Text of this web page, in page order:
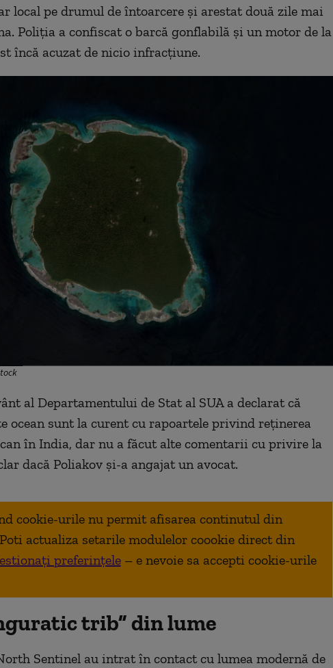
local pe drumul de întoarcere și arestat două zile mai
Poliția a confiscat o barcă gonflabilă și un motor de la
încă acuzat de nicio infracțiune.
al Departamentului de Stat al SUA a declarat că
ocean sunt la curent cu rapoartele privind reținerea
în India, dar nu a făcut alte comentarii cu privire la
dacă Poliakov și-a angajat un avocat.
cookie-urile nu permit afisarea continutul din
actualiza setarile modulelor coookie direct din
preferințele – e nevoie sa accepti cookie-urile
trib” din lume
Sentinel au intrat în contact cu lumea modernă de